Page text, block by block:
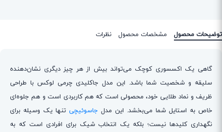
توضیحات محصول مشخصات محصول نظرات
گاهی یک اکسسوری کوچک می‌تواند بیش از هر چیز دیگری نشان‌دهنده
سلیقه و شخصیت شما باشد. این مدل جاکلیدی چرمی لوکس با طراحی
ظریف و نماد طلایی خود، محصولی است که هم کاربردی است و هم جلوه‌ای
خاص به استایل شما می‌بخشد. این مدل جاسوئیچی تنها یک وسیله برای
نگهداری کلیدها نیست؛ بلکه یک انتخاب شیک برای افرادی است که به